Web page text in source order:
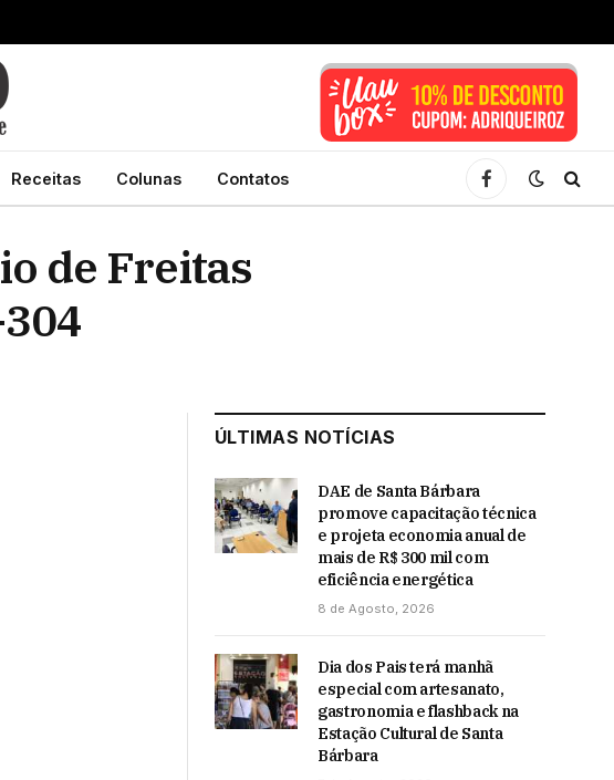
Receitas Colunas Contatos
Facebook
de Freitas
ÚLTIMAS NOTÍCIAS
DAE de Santa Bárbara
promove capacitação técnica
e projeta economia anual de
mais de R$ 300 mil com
eficiência energética
8 de Agosto, 2026
Dia dos Pais terá manhã
especial com artesanato,
gastronomia e flashback na
Estação Cultural de Santa
Bárbara